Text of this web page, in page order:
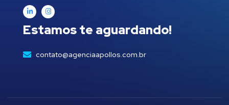
Estamos te aguardando!
contato@agenciaapollos.com.br